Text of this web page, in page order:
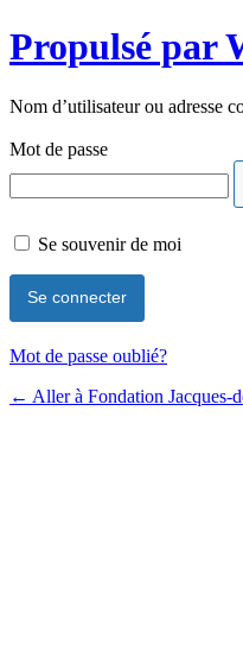
Propulsé par
Nom d’utilisateur ou adresse
Mot de passe
Se souvenir de moi
Mot de passe oublié?
← Aller à Fondation Jacques-